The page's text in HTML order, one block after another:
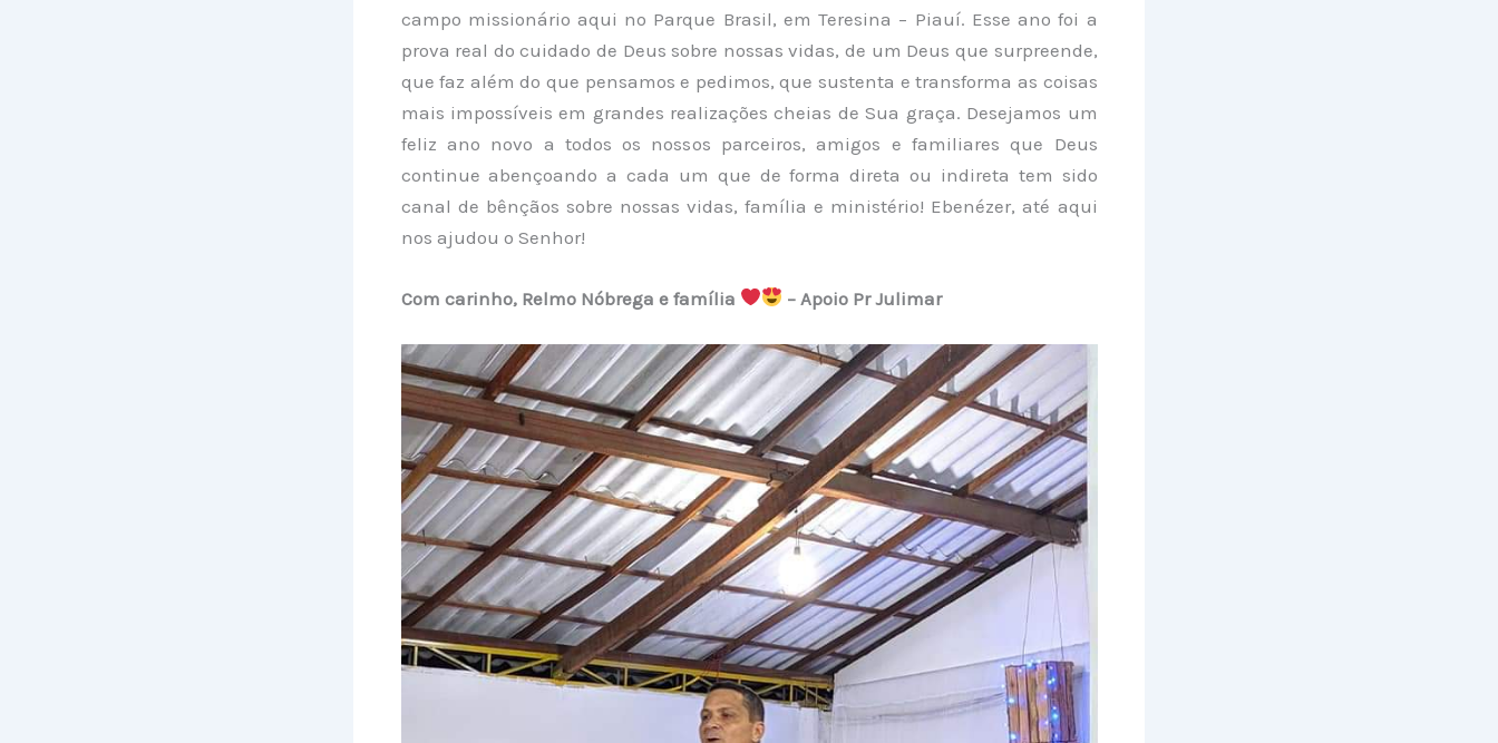
campo missionário aqui no Parque Brasil, em Teresina – Piauí. Esse ano foi a
prova real do cuidado de Deus sobre nossas vidas, de um Deus que surpreende,
que faz além do que pensamos e pedimos, que sustenta e transforma as coisas
mais impossíveis em grandes realizações cheias de Sua graça. Desejamos um
feliz ano novo a todos os nossos parceiros, amigos e familiares que Deus
continue abençoando a cada um que de forma direta ou indireta tem sido
canal de bênçãos sobre nossas vidas, família e ministério! Ebenézer, até aqui
nos ajudou o Senhor!
Com carinho, Relmo Nóbrega e família – Apoio Pr Julimar